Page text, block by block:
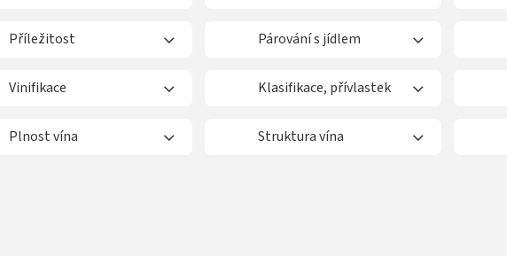
Příležitost Párování s jídlem
Vinifikace Klasifikace, přívlastek
Plnost vína Struktura vína